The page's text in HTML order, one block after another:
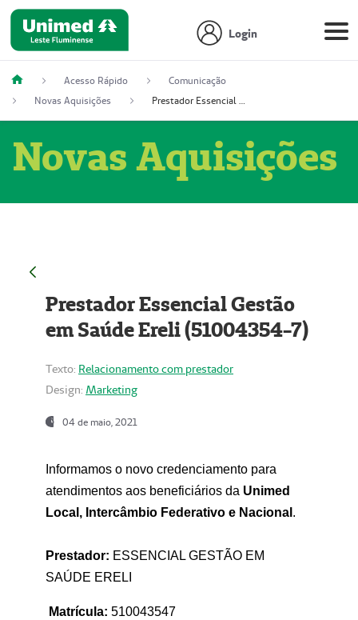
Login
Acesso Rápido
Comunicação
Novas Aquisições
Prestador Essencial Gestão em Saúde Ereli (51004354-7)
Novas Aquisições
Prestador Essencial Gestão
em Saúde Ereli (51004354-7)
Texto: Relacionamento com prestador
Design: Marketing
04 de maio, 2021
Informamos o novo credenciamento para
atendimentos aos beneficiários da Unimed
Local, Intercâmbio Federativo e Nacional .
Prestador: ESSENCIAL GESTÃO EM
SAÚDE ERELI
Matrícula: 510043547